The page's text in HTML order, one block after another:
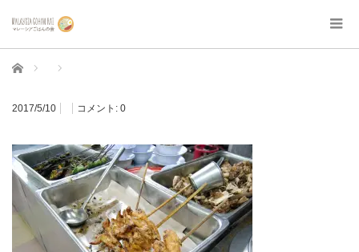
ホーム
2017/5/10 コメント: 0